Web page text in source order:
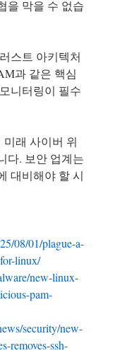
을 막을 수 없습
스트 아키텍처
과 같은 핵심
니터링이 필수
미래 사이버 위
다. 보안 업계는
대비해야 할 시
08/01/plague-a-
linux/
new-linux-
pam-
security/new-
removes-ssh-